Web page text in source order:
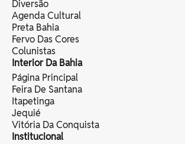
Diversão
Agenda Cultural
Preta Bahia
Fervo Das Cores
Colunistas
Interior Da Bahia
Página Principal
Feira De Santana
Itapetinga
Jequié
Vitória Da Conquista
Institucional